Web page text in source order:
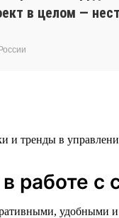
в целом —
работе с